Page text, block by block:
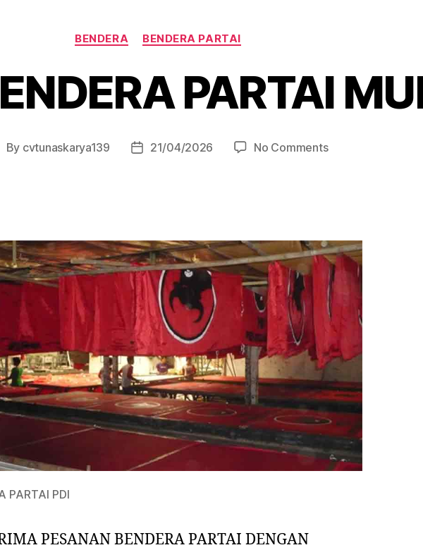
BENDERA BENDERA PARTAI
PARTAI
By cvtunaskarya139 21/04/2026 No Comments
PARTAI PDI
PESANAN BENDERA PARTAI DENGAN